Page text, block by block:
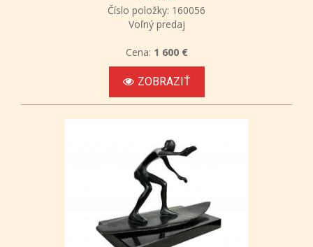
Číslo položky: 160056
Voľný predaj
Cena: 1 600 €
ZOBRAZIŤ